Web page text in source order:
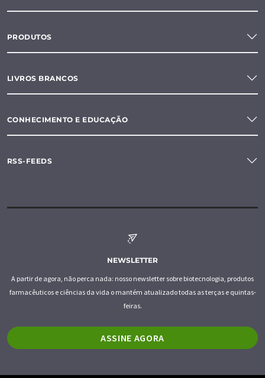
PRODUTOS
LIVROS BRANCOS
CONHECIMENTO E EDUCAÇÃO
RSS-FEEDS
NEWSLETTER
A partir de agora, não perca nada: nosso newsletter sobre biotecnologia, produtos
farmacêuticos e ciências da vida o mantém atualizado todas as terças e quintas-
feiras.
ASSINE AGORA